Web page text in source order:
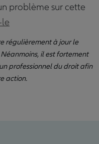
problème sur cette
le
régulièrement à jour le
il est fortement
professionnel du droit afin
action.